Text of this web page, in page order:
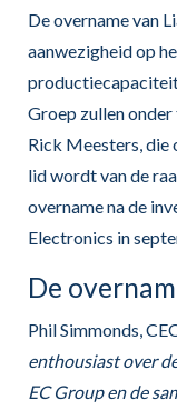
De overname van
aanwezigheid op
Groep zullen
Rick Meesters, die
lid wordt van de
overname na de
Electronics in
De
Phil Simmonds,
enthousiast over
EC Group en de